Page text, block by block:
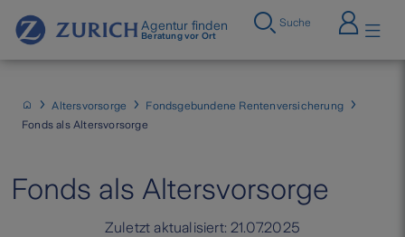
Agentur finden
Beratung vor Ort
Suche
Altersvorsorge
Fondsgebundene Rentenversicherung
Fonds als Altersvorsorge
Fonds als Altersvorsorge
Zuletzt aktualisiert: 21.07.2025